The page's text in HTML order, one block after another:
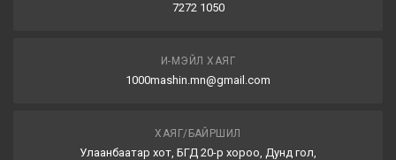
7272 1050
И-МЭЙЛ ХАЯГ
1000mashin.mn@gmail.com
ХАЯГ/БАЙРШИЛ
Улаанбаатар хот, БГД 20-р хороо, Дунд гол,